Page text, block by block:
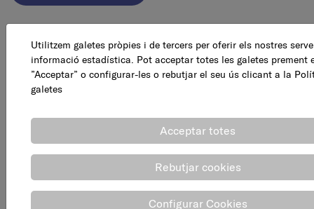
Altres productes relacionats de
Calefactors, termoventiladors i
Utilitzem galetes pròpies i de tercers per oferir els nostres
informació estadística. Pot acceptar totes les galetes prement
”Acceptar” o configurar-les o rebutjar el seu ús clicant a la
galetes
Acceptar totes
Rebutjar cookies
Configurar Cookies